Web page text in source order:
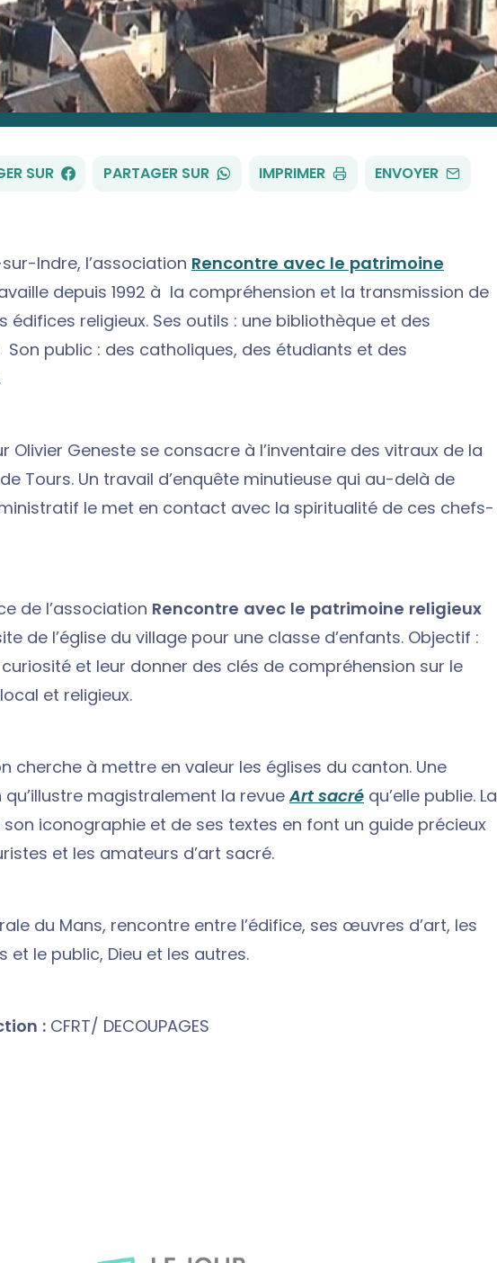
SUR FACEBOOK
PARTAGER SUR WHATSAPP
IMPRIMER ENVOYER PAR
Indre, l’association Rencontre avec le patrimoine
depuis 1992 à la compréhension et la transmission de
édifices religieux. Ses outils : une bibliothèque et des
public : des catholiques, des étudiants et des
Olivier Geneste se consacre à l’inventaire des vitraux de la
Tours. Un travail d’enquête minutieuse qui au-delà de
le met en contact avec la spiritualité de ces chefs-
de l’association Rencontre avec le patrimoine religieux
de l’église du village pour une classe d’enfants. Objectif :
et leur donner des clés de compréhension sur le
et religieux.
cherche à mettre en valeur les églises du canton. Une
magistralement la revueArt sacré qu’elle publie. La
son iconographie et de ses textes en font un guide précieux
et les amateurs d’art sacré.
du Mans, rencontre entre l’édifice, ses œuvres d’art, les
et le public, Dieu et les autres.
: CFRT/ DECOUPAGES